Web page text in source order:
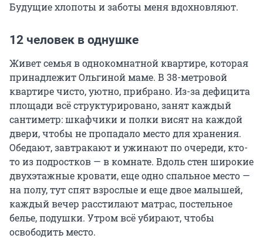
Будущие хлопоты и заботы меня вдохновляют.
12 человек в однушке
Живет семья в однокомнатной квартире, которая
принадлежит Ольгиной маме. В 38-метровой
квартире чисто, уютно, прибрано. Из-за дефицита
площади всё структурировано, занят каждый
сантиметр: шкафчики и полки висят на каждой
двери, чтобы не пропадало место для хранения.
Обедают, завтракают и ужинают по очереди, кто-
то из подростков — в комнате. Вдоль стен широкие
двухэтажные кровати, еще одно спальное место —
на полу, тут спят взрослые и еще двое малышей,
каждый вечер расстилают матрас, постельное
белье, подушки. Утром всё убирают, чтобы
освободить место.